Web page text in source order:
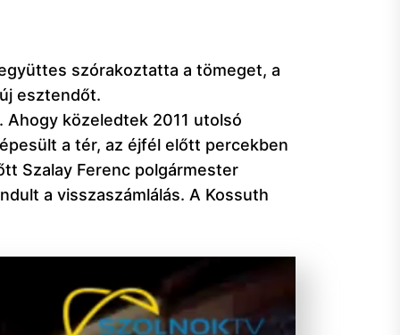
szórakoztatta a tömeget, a
esztendőt.
közeledtek 2011 utolsó
a tér, az éjfél előtt percekben
Szalay Ferenc polgármester
a visszaszámlálás. A Kossuth